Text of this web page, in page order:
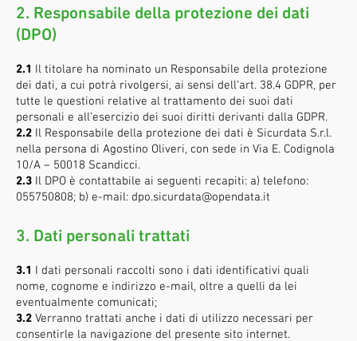
2. Responsabile della protezione dei dati
(DPO)
2.1 Il titolare ha nominato un Responsabile della protezione
dei dati, a cui potrà rivolgersi, ai sensi dell’art. 38.4 GDPR, per
tutte le questioni relative al trattamento dei suoi dati
personali e all’esercizio dei suoi diritti derivanti dalla GDPR.
2.2 Il Responsabile della protezione dei dati è Sicurdata S.r.l.
nella persona di Agostino Oliveri, con sede in Via E. Codignola
10/A – 50018 Scandicci.
2.3 Il DPO è contattabile ai seguenti recapiti: a) telefono:
055750808; b) e-mail: dpo.sicurdata@opendata.it
3. Dati personali trattati
3.1 I dati personali raccolti sono i dati identificativi quali
nome, cognome e indirizzo e-mail, oltre a quelli da lei
eventualmente comunicati;
3.2 Verranno trattati anche i dati di utilizzo necessari per
consentirle la navigazione del presente sito internet.